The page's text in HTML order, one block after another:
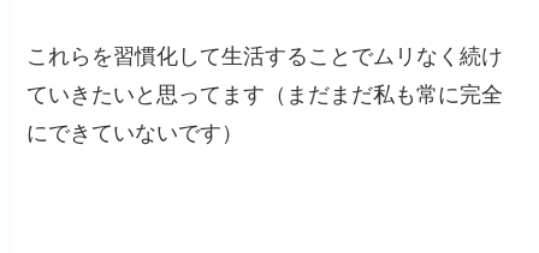
これらを習慣化して生活することでムリなく続け
ていきたいと思ってます（まだまだ私も常に完全
にできていないです）